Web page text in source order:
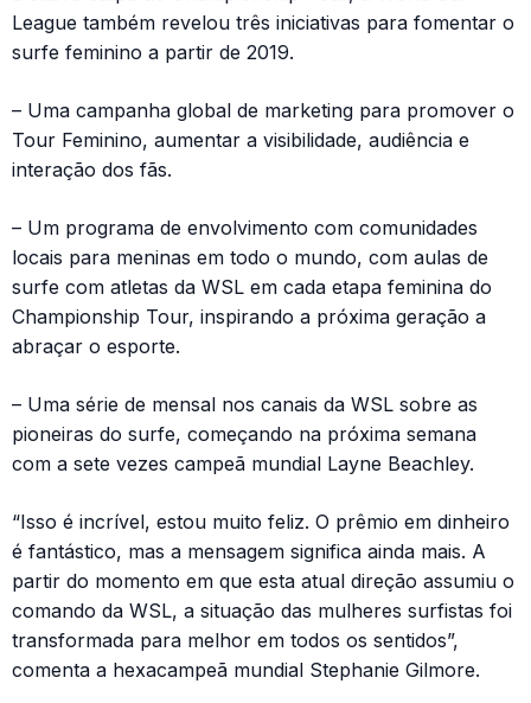
League também revelou três iniciativas para fomentar o
surfe feminino a partir de 2019.
– Uma campanha global de marketing para promover o
Tour Feminino, aumentar a visibilidade, audiência e
interação dos fãs.
– Um programa de envolvimento com comunidades
locais para meninas em todo o mundo, com aulas de
surfe com atletas da WSL em cada etapa feminina do
Championship Tour, inspirando a próxima geração a
abraçar o esporte.
– Uma série de mensal nos canais da WSL sobre as
pioneiras do surfe, começando na próxima semana
com a sete vezes campeã mundial Layne Beachley.
“Isso é incrível, estou muito feliz. O prêmio em dinheiro
é fantástico, mas a mensagem significa ainda mais. A
partir do momento em que esta atual direção assumiu o
comando da WSL, a situação das mulheres surfistas foi
transformada para melhor em todos os sentidos”,
comenta a hexacampeã mundial Stephanie Gilmore.